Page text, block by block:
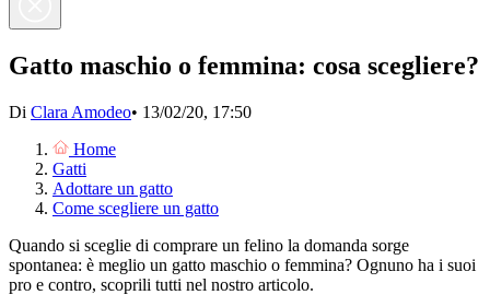
Gatto maschio o femmina: cosa scegliere?
Di Clara Amodeo• 13/02/20, 17:50
Home
Gatti
Adottare un gatto
Come scegliere un gatto
Quando si sceglie di comprare un felino la domanda sorge
spontanea: è meglio un gatto maschio o femmina? Ognuno ha i suoi
pro e contro, scoprili tutti nel nostro articolo.